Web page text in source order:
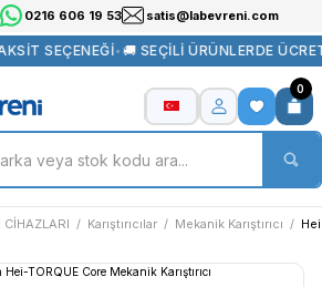
0216 606 19 53 satis@labevreni.com
SEÇENEĞİ•🚚 SEÇİLİ ÜRÜNLERDE
0
CİHAZLARI Karıştırıcılar Mekanik Karıştırıcı